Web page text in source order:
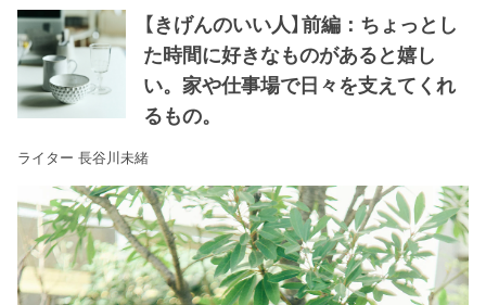
【きげんのいい人】前編：ちょっとし
た時間に好きなものがあると嬉し
い。家や仕事場で日々を支えてくれ
るもの。
ライター 長谷川未緒